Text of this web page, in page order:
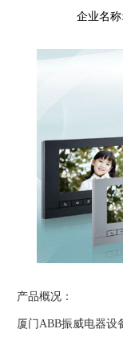
企业名称:
产品概况：
厦门ABB振威电器设